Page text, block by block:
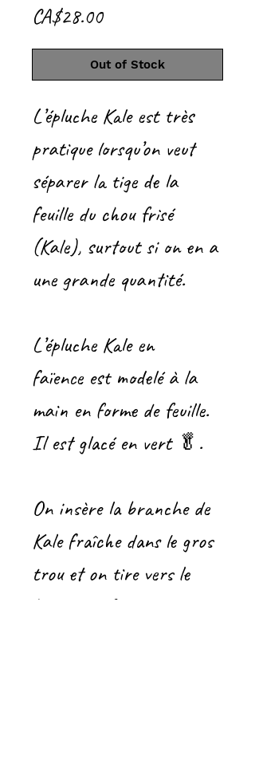
CA$28.00Price
Out of Stock
L’épluche Kale est très
pratique lorsqu’on veut
séparer la tige de la
feuille du chou frisé
(Kale), surtout si on en a
une grande quantité.
L’épluche Kale en
faïence est modelé à la
main en forme de feuille.
Il est glacé en vert 🥬.
On insère la branche de
Kale fraîche dans le gros
trou et on tire vers le
bas, sans forcer.